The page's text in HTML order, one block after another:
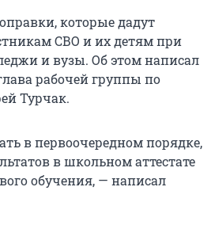
которые дадут
СВО и их детям при
и вузы. Об этом написал
рабочей группы по
Турчак.
в первoочередном порядке,
в школьном аттестaте
обучения, — написал